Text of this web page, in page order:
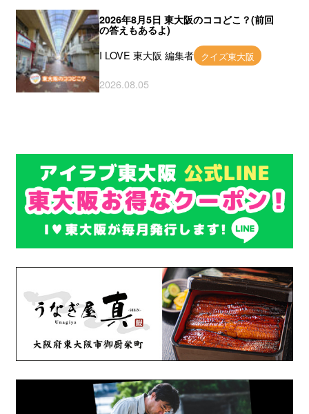
2026年8月5日 東大阪のココどこ？(前回
の答えもあるよ)
I LOVE 東大阪 編集者 クイズ東大阪
2026.08.05